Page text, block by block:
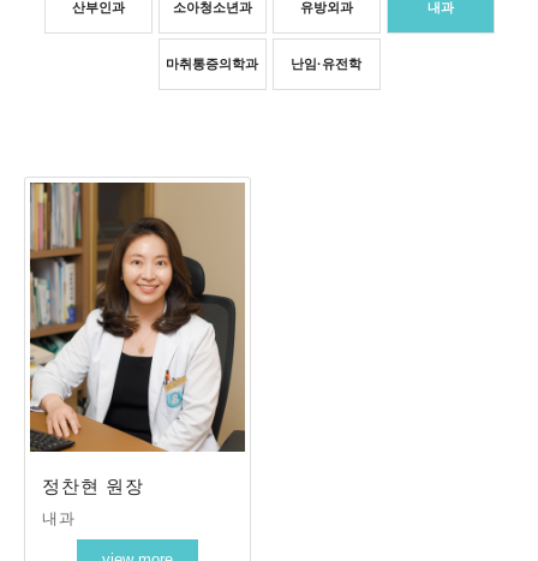
산부인과 소아청소년과 유방외과 내과
마취통증의학과 난임·유전학
정찬현 원장
내과